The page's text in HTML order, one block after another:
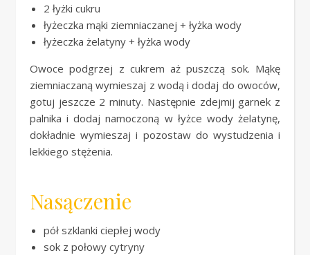
2 łyżki cukru
łyżeczka mąki ziemniaczanej + łyżka wody
łyżeczka żelatyny + łyżka wody
Owoce podgrzej z cukrem aż puszczą sok. Mąkę
ziemniaczaną wymieszaj z wodą i dodaj do owoców,
gotuj jeszcze 2 minuty. Następnie zdejmij garnek z
palnika i dodaj namoczoną w łyżce wody żelatynę,
dokładnie wymieszaj i pozostaw do wystudzenia i
lekkiego stężenia.
Nasączenie
pół szklanki ciepłej wody
sok z połowy cytryny